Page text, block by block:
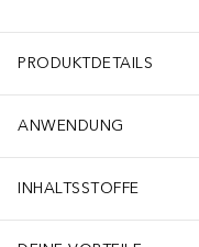
PRODUKTDETAILS
ANWENDUNG
INHALTSSTOFFE